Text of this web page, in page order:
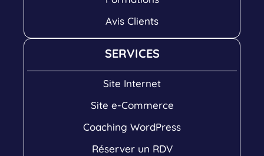
Avis Clients
SERVICES
Site Internet
Site e-Commerce
Coaching WordPress
Réserver un RDV